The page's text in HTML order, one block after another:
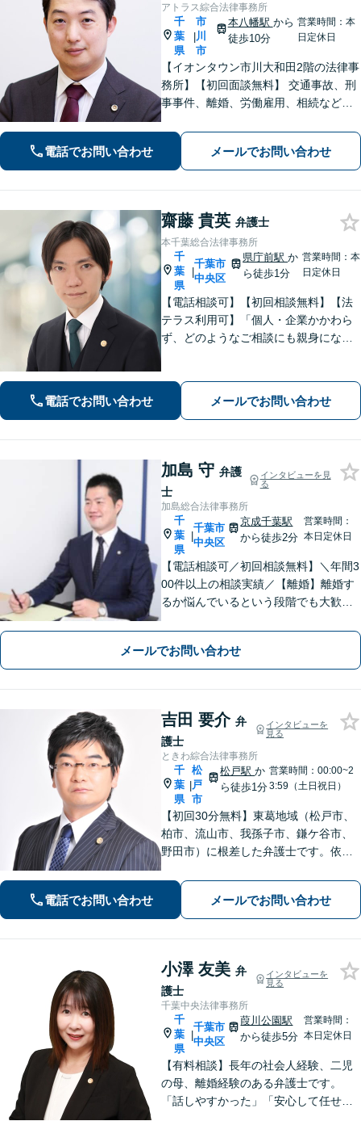
アトラス綜合法律事務所
千
葉
県
|
市
川
市
本八幡駅 から
徒歩10分
営業時間：本
日定休日
【イオンタウン市川大和田2階の法律事
務所】【初回面談無料】 交通事故、刑
事事件、離婚、労働雇用、相続などの
経験15年以上】依頼者様に寄り添い、
解決へと導きます【電話相談可】【本
八幡駅9分】
電話でお問い合わせ メールでお問い合わせ
齋藤 貴英 弁護士
本千葉総合法律事務所
千
葉
県
|
千葉市
中央区
県庁前駅か
ら徒歩1分
営業時間：本
日定休日
【電話相談可】【初回相談無料】【法
テラス利用可】「個人・企業かかわら
ず、どのようなご相談にも親身になっ
幅広くサポート。【夜間・休日面談
可】【完全個室】【本千葉駅徒歩３
電話でお問い合わせ メールでお問い合わせ
加島 守 弁護
士
インタビューを見
る
加島総合法律事務所
千
葉
県
|
千葉市
中央区
京成千葉駅
から徒歩2分
営業時間：
本日定休日
【電話相談可／初回相談無料】＼年間3
00件以上の相談実績／【離婚】離婚す
るか悩んでいるという段階でも大歓迎
事件】道交法違反、条例違反、盗撮
罪、逮捕などもご相談ください。【千
葉駅4分】
メールでお問い合わせ
吉田 要介 弁
護士
インタビューを
見る
ときわ綜合法律事務所
千
葉
県
|
松
戸
市
松戸駅か
ら徒歩1分
営業時間：00:00~2
3:59（土日祝日）
【初回30分無料】東葛地域（松戸市、
柏市、流山市、我孫子市、鎌ケ谷市、
野田市）に根差した弁護士です。依頼
の解決に当たります。離婚・交通事
故・債務整理をはじめとする諸問題に
お困りの際はまずはご相談下さい。
電話でお問い合わせ メールでお問い合わせ
小澤 友美 弁
護士
インタビューを
見る
千葉中央法律事務所
千
葉
県
|
千葉市
中央区
葭川公園駅
から徒歩5分
営業時間：
本日定休日
【有料相談】長年の社会人経験、二児
の母、離婚経験のある弁護士です。
「話しやすかった」「安心して任せら